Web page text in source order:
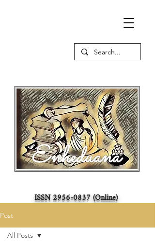
ISSN2956-0837(Online)
Post
All Posts